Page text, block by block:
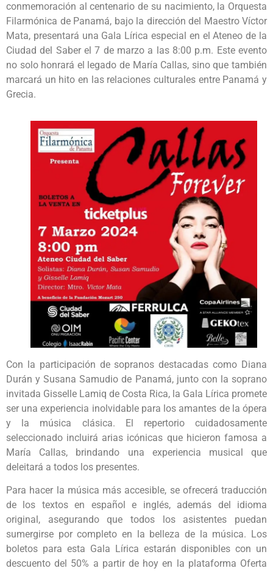
conmemoración al centenario de su nacimiento, la Orquesta
Filarmónica de Panamá, bajo la dirección del Maestro Víctor
Mata, presentará una Gala Lírica especial en el Ateneo de la
Ciudad del Saber el 7 de marzo a las 8:00 p.m. Este evento
no solo honrará el legado de María Callas, sino que también
marcará un hito en las relaciones culturales entre Panamá y
Grecia.
Con la participación de sopranos destacadas como Diana
Durán y Susana Samudio de Panamá, junto con la soprano
invitada Gisselle Lamiq de Costa Rica, la Gala Lírica promete
ser una experiencia inolvidable para los amantes de la ópera
y la música clásica. El repertorio cuidadosamente
seleccionado incluirá arias icónicas que hicieron famosa a
María Callas, brindando una experiencia musical que
deleitará a todos los presentes.
Para hacer la música más accesible, se ofrecerá traducción
de los textos en español e inglés, además del idioma
original, asegurando que todos los asistentes puedan
sumergirse por completo en la belleza de la música. Los
boletos para esta Gala Lírica estarán disponibles con un
descuento del 50% a partir de hoy en la plataforma Oferta